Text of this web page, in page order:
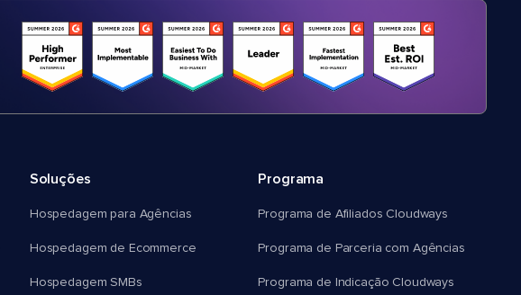
Soluções
Hospedagem para Agências
Hospedagem de Ecommerce
Hospedagem SMBs
Programa
Programa de Afiliados Cloudways
Programa de Parceria com Agências
Programa de Indicação Cloudways